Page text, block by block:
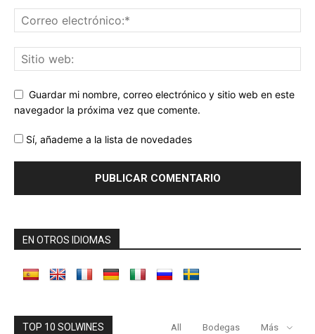
Guardar mi nombre, correo electrónico y sitio web en este
navegador la próxima vez que comente.
Sí, añademe a la lista de novedades
EN OTROS IDIOMAS
TOP 10 SOLWINES All Bodegas Más